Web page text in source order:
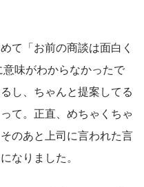
て「お前の商談は面白く
味がわからなかったで
し、ちゃんと提案してる
て。正直、めちゃくちゃ
のあと上司に言われた言
なりました。